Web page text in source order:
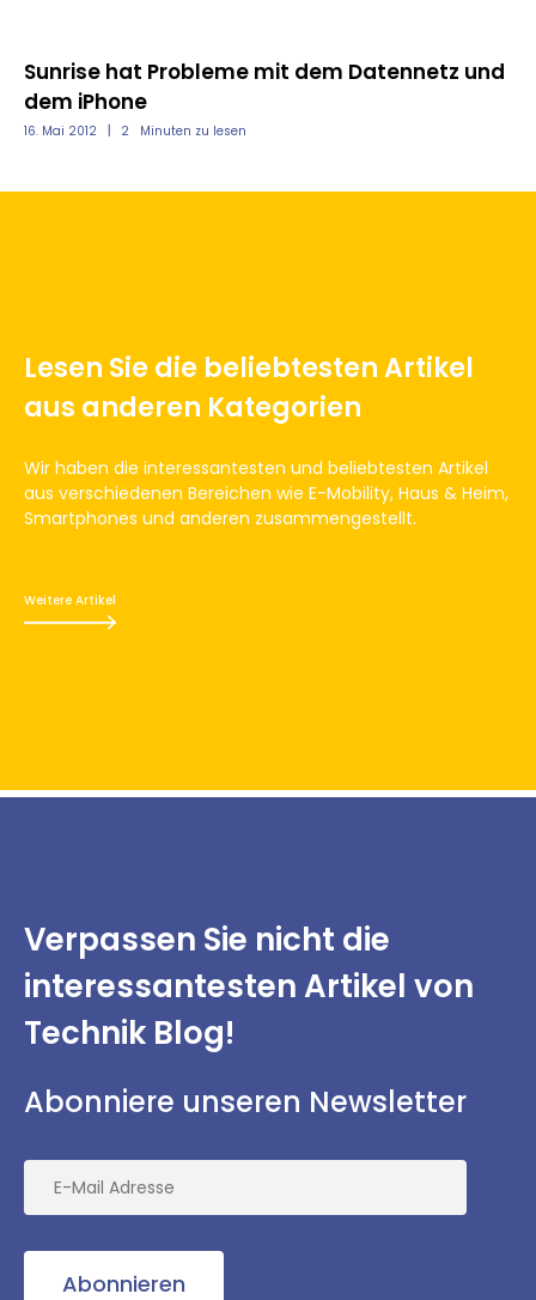
Lesen Sie die beliebtesten Artikel
aus anderen Kategorien
Wir haben die interessantesten und beliebtesten Artikel
aus verschiedenen Bereichen wie E-Mobility, Haus & Heim,
Smartphones und anderen zusammengestellt.
Weitere Artikel
Sunrise hat Probleme mit dem Datennetz und
dem iPhone
16. Mai 2012 2 Minuten zu lesen
Verpassen Sie nicht die
interessantestenArtikel von
Technik Blog!
Abonniere unseren Newsletter
Abonnieren